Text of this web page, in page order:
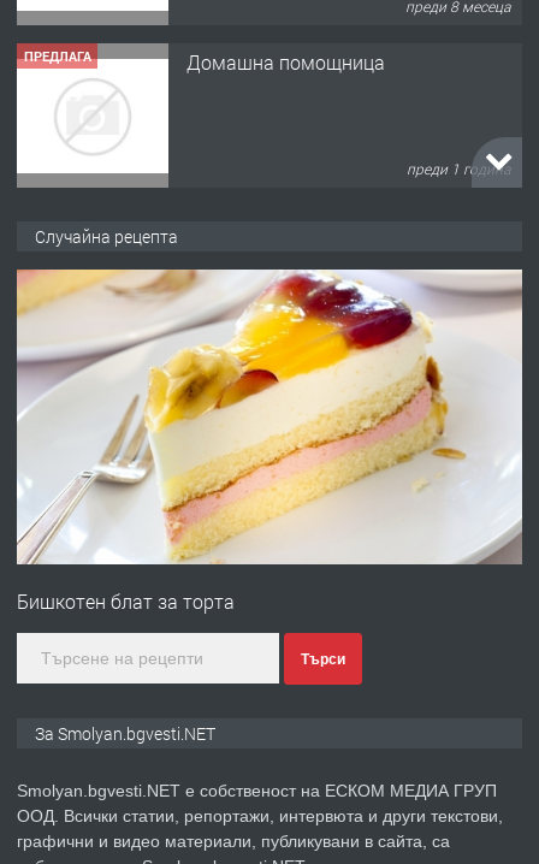
преди 8 месеца
ПРЕДЛАГА Домашна помощница
преди 1 година
преди 2 години
ПРЕДЛАГА
УДЪЛЖАВАНЕ НА ЧОВЕШКИЯТ
ЖИВОТ И ПОДОБРЯВАНЕ НА
НЕГОВОТО КАЧЕСТВО
преди 2 години
ПРЕДЛАГА Имот в Северна Гърция, до Кавала
преди 2 години
Случайна рецепта
Бишкотен блат за торта
Търси
За Smolyan.bgvesti.NET
Smolyan.bgvesti.NET е собственост на ЕСКОМ МЕДИА ГРУП
ООД. Всички статии, репортажи, интервюта и други текстови,
графични и видео материали, публикувани в сайта, са